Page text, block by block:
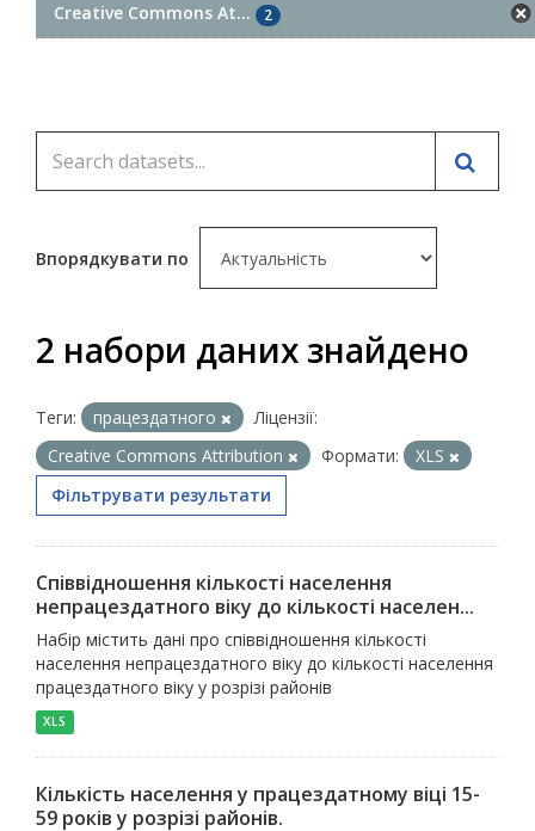
Creative Commons At... 2
Впорядкувати по
2 набори даних знайдено
Теги: працездатного
Ліцензії:
Creative Commons Attribution
Формати:
XLS
Фільтрувати результати
Співвідношення кількості населення
непрацездатного віку до кількості населен...
Набір містить дані про співвідношення кількості
населення непрацездатного віку до кількості населення
працездатного віку у розрізі районів
XLS
Кількість населення у працездатному віці 15-
59 років у розрізі районів.